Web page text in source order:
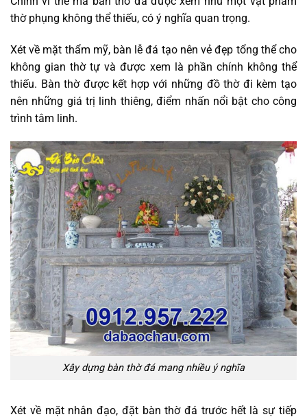
thờ phụng không thể thiếu, có ý nghĩa quan trọng.
Xét về mặt thẩm mỹ, bàn lễ đá tạo nên vẻ đẹp tổng thể cho
không gian thờ tự và được xem là phần chính không thể
thiếu. Bàn thờ được kết hợp với những đồ thờ đi kèm tạo
nên những giá trị linh thiêng, điểm nhấn nổi bật cho công
trình tâm linh.
Xây dựng bàn thờ đá mang nhiều ý nghĩa
Xét về mặt nhân đạo, đặt bàn thờ đá trước hết là sự tiếp